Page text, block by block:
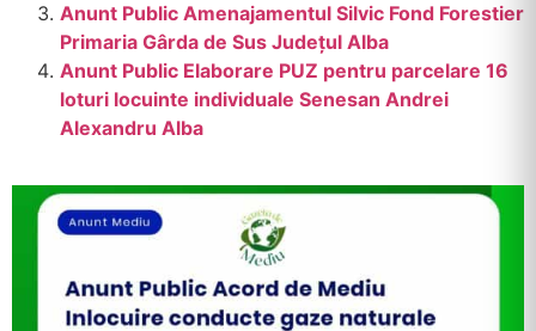
Anunt Public Amenajamentul Silvic Fond Forestier
Primaria Gârda de Sus Județul Alba
Anunt Public Elaborare PUZ pentru parcelare 16
loturi locuinte individuale Senesan Andrei
Alexandru Alba